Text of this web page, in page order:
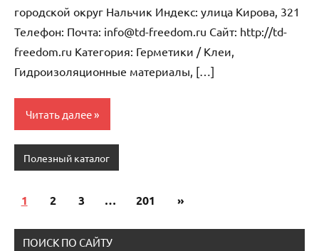
городской округ Нальчик Индекс: улица Кирова, 321
Телефон: Почта: info@td-freedom.ru Cайт: http://td-
freedom.ru Категория: Герметики / Клеи,
Гидроизоляционные материалы, […]
Читать далее
Полезный каталог
Пагинация
записей
1 2 3 … 201
Следующие
»
ПОИСК ПО САЙТУ